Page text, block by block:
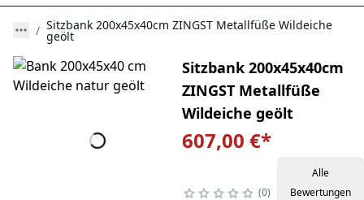
Sitzbank 200x45x40cm ZINGST Metallfüße Wildeiche
geölt
Sitzbank 200x45x40cm
ZINGST Metallfüße
Wildeiche geölt
607,00 €*
0
Alle
Bewertungen